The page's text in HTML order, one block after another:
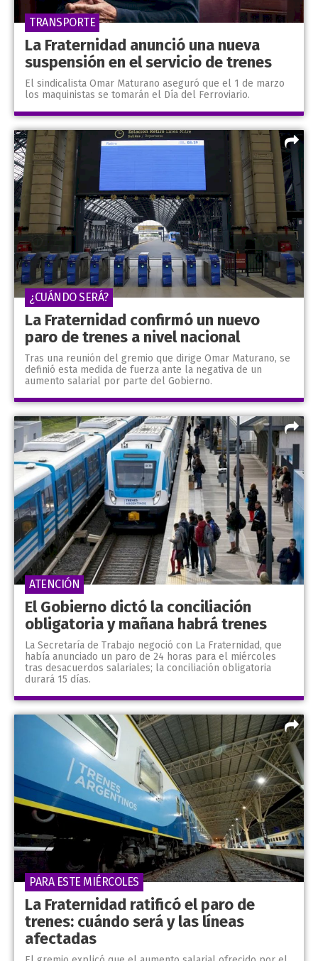
La Fraternidad anunció una nueva
suspensión en el servicio de trenes
El sindicalista Omar Maturano aseguró que el 1 de marzo
los maquinistas se tomarán el Día del Ferroviario.
TRANSPORTE
La Fraternidad confirmó un nuevo
paro de trenes a nivel nacional
Tras una reunión del gremio que dirige Omar Maturano, se
definió esta medida de fuerza ante la negativa de un
aumento salarial por parte del Gobierno.
¿CUÁNDO SERÁ?
El Gobierno dictó la conciliación
obligatoria y mañana habrá trenes
La Secretaría de Trabajo negoció con La Fraternidad, que
había anunciado un paro de 24 horas para el miércoles
tras desacuerdos salariales; la conciliación obligatoria
durará 15 días.
ATENCIÓN
La Fraternidad ratificó el paro de
trenes: cuándo será y las líneas
afectadas
PARA ESTE MIÉRCOLES